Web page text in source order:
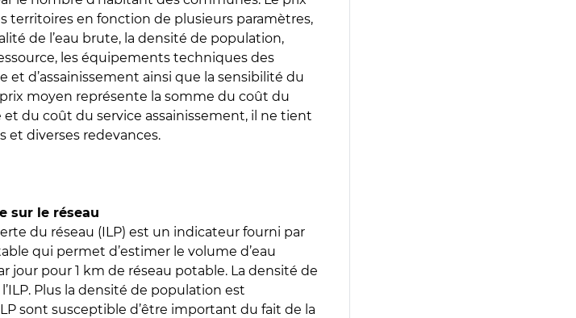
territoires en fonction de plusieurs paramètres,
de l’eau brute, la densité de population,
les équipements techniques des
et d’assainissement ainsi que la sensibilité du
moyen représente la somme du coût du
et du coût du service assainissement, il ne tient
et diverses redevances.
sur le réseau
du réseau (ILP) est un indicateur fourni par
qui permet d’estimer le volume d’eau
jour pour 1 km de réseau potable. La densité de
Plus la densité de population est
sont susceptible d’être important du fait de la